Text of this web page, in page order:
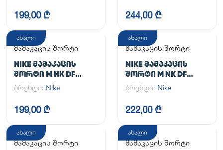
199,00 ₾ 244,00 ₾
ახალი
მამაკაცის შორტი
NIKE ᲛᲐᲛᲐᲙᲐᲪᲘᲡ
ᲨᲝᲠᲢᲘ M NK DF
UNLIMITED WVN 7IN
ბრენდი: Nike
199,00 ₾
ახალი
მამაკაცის შორტი
NIKE ᲛᲐᲛᲐᲙᲐᲪᲘᲡ
ᲨᲝᲠᲢᲘ M NK DF
UNLIMITED WVN 7IN
2IN1
ბრენდი: Nike
222,00 ₾
ახალი
მამაკაცის შორტი
ახალი
მამაკაცის შორტი